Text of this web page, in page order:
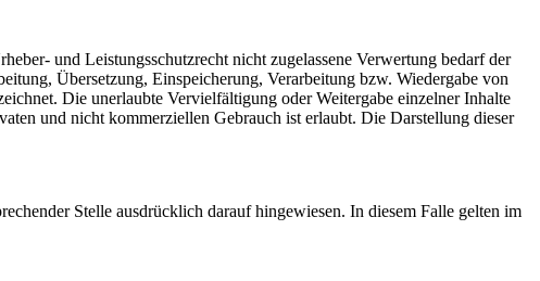
und Leistungsschutzrecht nicht zugelassene Verwertung bedarf der
Übersetzung, Einspeicherung, Verarbeitung bzw. Wiedergabe von
Die unerlaubte Vervielfältigung oder Weitergabe einzelner Inhalte
und nicht kommerziellen Gebrauch ist erlaubt. Die Darstellung dieser
Stelle ausdrücklich darauf hingewiesen. In diesem Falle gelten im